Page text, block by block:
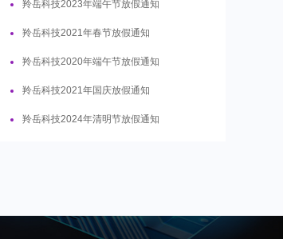
羚岳科技2023年端午节放假通知
羚岳科技2021年春节放假通知
羚岳科技2020年端午节放假通知
羚岳科技2021年国庆放假通知
羚岳科技2024年清明节放假通知